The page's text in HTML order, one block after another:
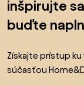
inšpirujte
buďte
Získajte prístup
súčasťou